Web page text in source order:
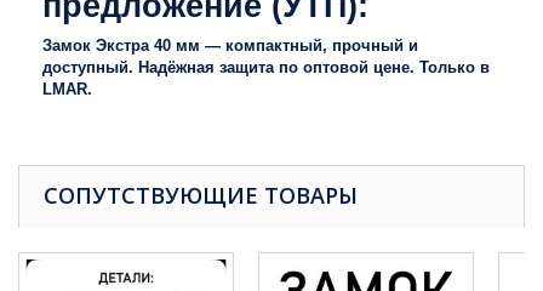
Замок Экстра 40 мм — компактный, прочный и
доступный. Надёжная защита по оптовой цене. Только в
LMAR.
СОПУТСТВУЮЩИЕ ТОВАРЫ